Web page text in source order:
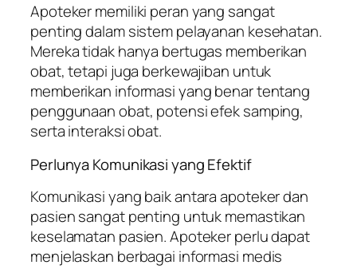
Apoteker memiliki peran yang sangat
penting dalam sistem pelayanan kesehatan.
Mereka tidak hanya bertugas memberikan
obat, tetapi juga berkewajiban untuk
memberikan informasi yang benar tentang
penggunaan obat, potensi efek samping,
serta interaksi obat.
Perlunya Komunikasi yang Efektif
Komunikasi yang baik antara apoteker dan
pasien sangat penting untuk memastikan
keselamatan pasien. Apoteker perlu dapat
menjelaskan berbagai informasi medis